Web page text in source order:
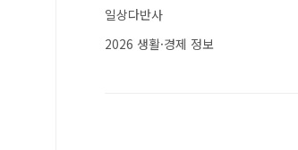
일상다반사
2026 생활·경제 정보